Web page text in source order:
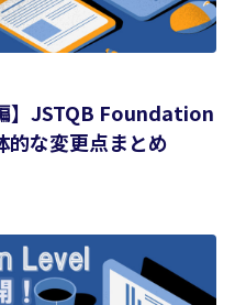
】JSTQB Foundation
的な変更点まとめ